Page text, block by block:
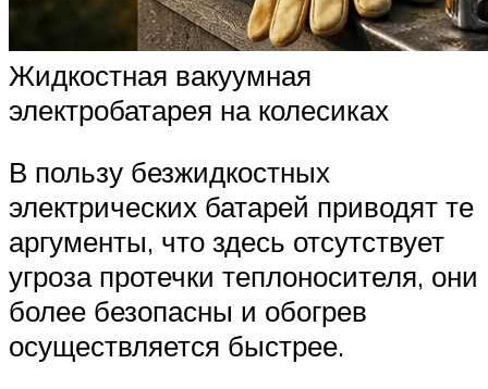
Жидкостная вакуумная
электробатарея на колесиках
В пользу безжидкостных
электрических батарей приводят те
аргументы, что здесь отсутствует
угроза протечки теплоносителя, они
более безопасны и обогрев
осуществляется быстрее.